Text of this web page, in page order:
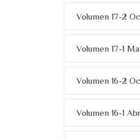
Volumen 17-2
Volumen 17-1
Volumen 16-2
Volumen 16-1